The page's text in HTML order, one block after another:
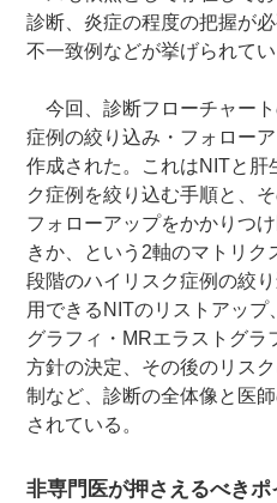
診断、炎症の程度の把握が
不一致例などが挙げられてい
今回、診断フローチャー
症例の絞り込み・フォロー
作成された。これはNITと肝
ク症例を絞り込む手順と、
フォローアップをかかりつ
きか、という2軸のマトリク
段階のハイリスク症例の絞
用できるNITのリストアップ
グラフィ・MRエラストグラ
方針の決定、その後のリス
制など、診断の全体像と医
されている。
非専門医が押さえるべきポ